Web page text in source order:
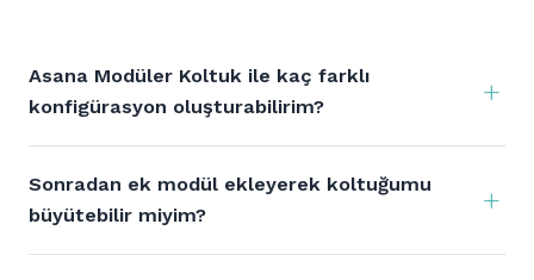
Asana Modüler Koltuk ile kaç farklı
konfigürasyon oluşturabilirim?
Sonradan ek modül ekleyerek koltuğumu
büyütebilir miyim?